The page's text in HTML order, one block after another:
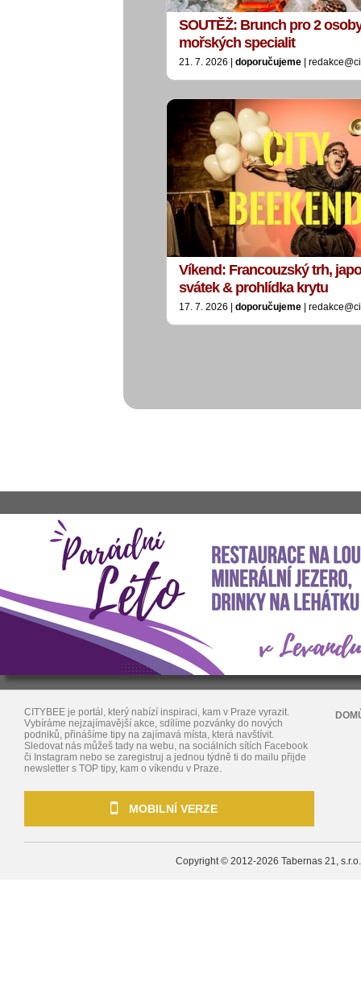
SOUTĚŽ: Brunch pro 2
mořských specialit
21. 7. 2026 | doporučujeme |
Víkend: Francouzský trh,
svátek & prohlídka krytu
17. 7. 2026 | doporučujeme |
CITYBEE je portál, který nabízí inspiraci, kam v Praze vyrazit.
Vybíráme nejzajímavější akce, sdílíme pozvánky do nových
podniků, přinášíme tipy na zajímavá místa, která navštívit.
Sledovat nás můžeš tady na webu, na sociálních sítích Facebook
či Instagram nebo se zaregistruj a jednou týdně ti do mailu přijde
newsletter s TOP tipy, kam o víkendu v Praze.
MOBILNÍ VERZE
Copyright © 2012-2026 Tabernas 21, s.r.o.